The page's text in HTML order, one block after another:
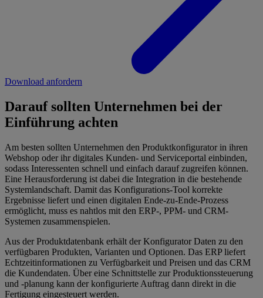
Download anfordern
Darauf sollten Unternehmen bei der
Einführung achten
Am besten sollten Unternehmen den Produktkonfigurator in ihren
Webshop oder ihr digitales Kunden- und Serviceportal einbinden,
sodass Interessenten schnell und einfach darauf zugreifen können.
Eine Herausforderung ist dabei die Integration in die bestehende
Systemlandschaft. Damit das Konfigurations-Tool korrekte
Ergebnisse liefert und einen digitalen Ende-zu-Ende-Prozess
ermöglicht, muss es nahtlos mit den ERP-, PPM- und CRM-
Systemen zusammenspielen.
Aus der Produktdatenbank erhält der Konfigurator Daten zu den
verfügbaren Produkten, Varianten und Optionen. Das ERP liefert
Echtzeitinformationen zu Verfügbarkeit und Preisen und das CRM
die Kundendaten. Über eine Schnittstelle zur Produktionssteuerung
und -planung kann der konfigurierte Auftrag dann direkt in die
Fertigung eingesteuert werden.